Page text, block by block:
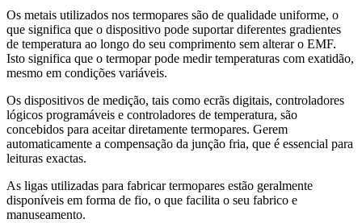
Os metais utilizados nos termopares são de qualidade uniforme, o
que significa que o dispositivo pode suportar diferentes gradientes
de temperatura ao longo do seu comprimento sem alterar o EMF.
Isto significa que o termopar pode medir temperaturas com exatidão,
mesmo em condições variáveis.
Os dispositivos de medição, tais como ecrãs digitais, controladores
lógicos programáveis e controladores de temperatura, são
concebidos para aceitar diretamente termopares. Gerem
automaticamente a compensação da junção fria, que é essencial para
leituras exactas.
As ligas utilizadas para fabricar termopares estão geralmente
disponíveis em forma de fio, o que facilita o seu fabrico e
manuseamento.